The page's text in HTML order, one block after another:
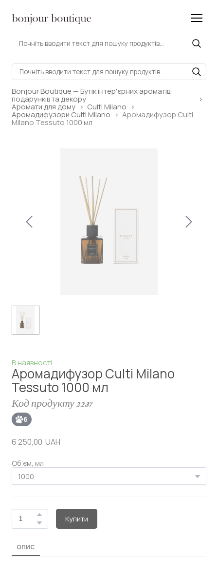
Bonjour Boutique — Бутік інтер'єрних ароматів,
подарунків та декору
Аромати для дому Culti Milano
Аромадифузори Culti Milano Аромадифузор Culti
Milano Tessuto 1000 мл
В наявності
Аромадифузор Culti Milano
Tessuto 1000 мл
Код продукту 2237
6
6 250,00  UAH
Об'єм, мл
Купити
ОПИС